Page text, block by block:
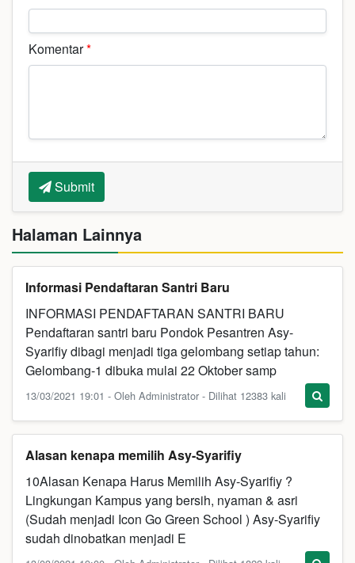
Komentar*
Submit
Halaman Lainnya
Informasi Pendaftaran Santri Baru
INFORMASI PENDAFTARAN SANTRI BARU
Pendaftaran santri baru Pondok Pesantren Asy-
Syarifiy dibagi menjadi tiga gelombang setiap tahun:
Gelombang-1 dibuka mulai 22 Oktober samp
13/03/2021 19:01 - Oleh Administrator - Dilihat 12383 kali
Alasan kenapa memilih Asy-Syarifiy
10Alasan Kenapa Harus Memilih Asy-Syarifiy ?
Lingkungan Kampus yang bersih, nyaman & asri
(Sudah menjadi Icon Go Green School ) Asy-Syarifiy
sudah dinobatkan menjadi E